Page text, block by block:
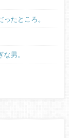
たところ。
男。